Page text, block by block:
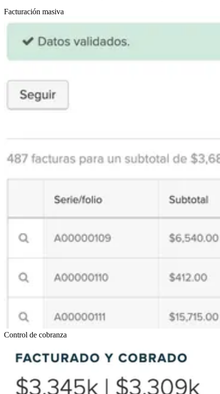
Facturación masiva
Control de cobranza